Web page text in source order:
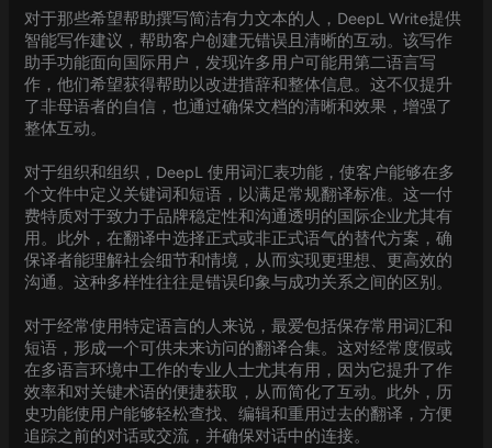
对于那些希望帮助撰写简洁有力文本的人，DeepL Write提供
智能写作建议，帮助客户创建无错误且清晰的互动。该写作
助手功能面向国际用户，发现许多用户可能用第二语言写
作，他们希望获得帮助以改进措辞和整体信息。这不仅提升
了非母语者的自信，也通过确保文档的清晰和效果，增强了
整体互动。
对于组织和组织，DeepL 使用词汇表功能，使客户能够在多
个文件中定义关键词和短语，以满足常规翻译标准。这一付
费特质对于致力于品牌稳定性和沟通透明的国际企业尤其有
用。此外，在翻译中选择正式或非正式语气的替代方案，确
保译者能理解社会细节和情境，从而实现更理想、更高效的
沟通。这种多样性往往是错误印象与成功关系之间的区别。
对于经常使用特定语言的人来说，最爱包括保存常用词汇和
短语，形成一个可供未来访问的翻译合集。这对经常度假或
在多语言环境中工作的专业人士尤其有用，因为它提升了作
效率和对关键术语的便捷获取，从而简化了互动。此外，历
史功能使用户能够轻松查找、编辑和重用过去的翻译，方便
追踪之前的对话或交流，并确保对话中的连接。